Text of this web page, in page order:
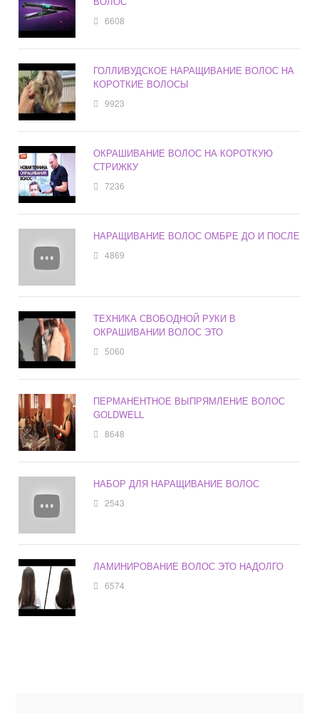
6608
ГОЛЛИВУДСКОЕ НАРАЩИВАНИЕ ВОЛОС НА
КОРОТКИЕ ВОЛОСЫ
9923
ОКРАШИВАНИЕ ВОЛОС НА КОРОТКУЮ
СТРИЖКУ
7236
НАРАЩИВАНИЕ ВОЛОС ОМБРЕ ДО И ПОСЛЕ
4869
ТЕХНИКА СВОБОДНОЙ РУКИ В
ОКРАШИВАНИИ ВОЛОС ЭТО
5060
ПЕРМАНЕНТНОЕ ВЫПРЯМЛЕНИЕ ВОЛОС
GOLDWELL
8648
НАБОР ДЛЯ НАРАЩИВАНИЕ ВОЛОС
2543
ЛАМИНИРОВАНИЕ ВОЛОС ЭТО НАДОЛГО
6574